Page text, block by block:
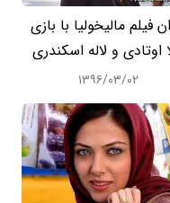
فیلم مالیخولیا با بازی
اوتادی و لاله اسکندری
۱۳۹۶/۰۳/۰۲